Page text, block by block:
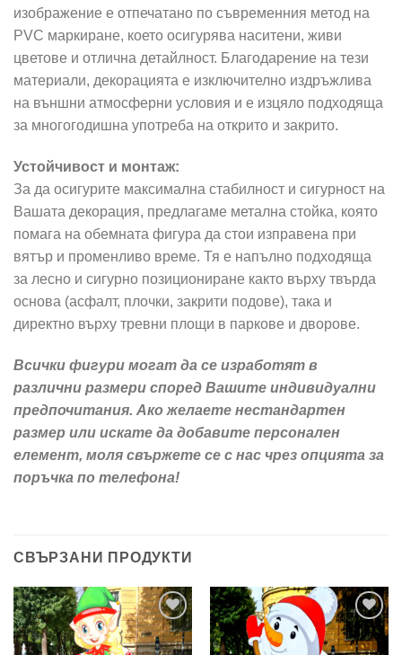
изображение е отпечатано по съвременния метод на
PVC маркиране, което осигурява наситени, живи
цветове и отлична детайлност. Благодарение на тези
материали, декорацията е изключително издръжлива
на външни атмосферни условия и е изцяло подходяща
за многогодишна употреба на открито и закрито.
Устойчивост и монтаж:
За да осигурите максимална стабилност и сигурност на
Вашата декорация, предлагаме метална стойка, която
помага на обемната фигура да стои изправена при
вятър и променливо време. Тя е напълно подходяща
за лесно и сигурно позициониране както върху твърда
основа (асфалт, плочки, закрити подове), така и
директно върху тревни площи в паркове и дворове.
Всички фигури могат да се изработят в
различни размери според Вашите индивидуални
предпочитания. Ако желаете нестандартен
размер или искате да добавите персонален
елемент, моля свържете се с нас чрез опцията за
поръчка по телефона!
СВЪРЗАНИ ПРОДУКТИ